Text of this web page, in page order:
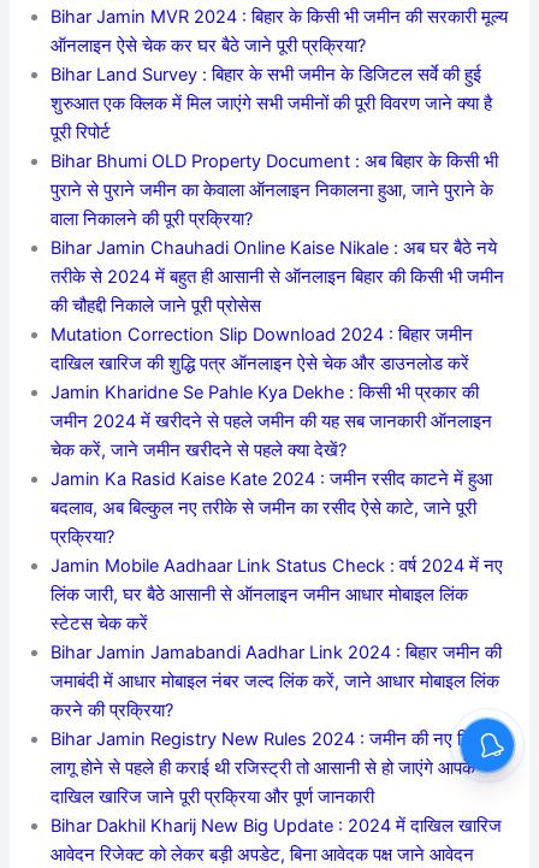
Bihar Jamin MVR 2024 : बिहार के किसी भी जमीन की सरकारी मूल्य
ऑनलाइन ऐसे चेक कर घर बैठे जाने पूरी प्रक्रिया?
Bihar Land Survey : बिहार के सभी जमीन के डिजिटल सर्वे की हुई
शुरुआत एक क्लिक में मिल जाएंगे सभी जमीनों की पूरी विवरण जाने क्या है
पूरी रिपोर्ट
Bihar Bhumi OLD Property Document : अब बिहार के किसी भी
पुराने से पुराने जमीन का केवाला ऑनलाइन निकालना हुआ, जाने पुराने के
वाला निकालने की पूरी प्रक्रिया?
Bihar Jamin Chauhadi Online Kaise Nikale : अब घर बैठे नये
तरीके से 2024 में बहुत ही आसानी से ऑनलाइन बिहार की किसी भी जमीन
की चौहद्दी निकाले जाने पूरी प्रोसेस
Mutation Correction Slip Download 2024 : बिहार जमीन
दाखिल खारिज की शुद्धि पत्र ऑनलाइन ऐसे चेक और डाउनलोड करें
Jamin Kharidne Se Pahle Kya Dekhe : किसी भी प्रकार की
जमीन 2024 में खरीदने से पहले जमीन की यह सब जानकारी ऑनलाइन
चेक करें, जाने जमीन खरीदने से पहले क्या देखें?
Jamin Ka Rasid Kaise Kate 2024 : जमीन रसीद काटने में हुआ
बदलाव, अब बिल्कुल नए तरीके से जमीन का रसीद ऐसे काटे, जाने पूरी
प्रक्रिया?
Jamin Mobile Aadhaar Link Status Check : वर्ष 2024 में नए
लिंक जारी, घर बैठे आसानी से ऑनलाइन जमीन आधार मोबाइल लिंक
स्टेटस चेक करें
Bihar Jamin Jamabandi Aadhar Link 2024 : बिहार जमीन की
जमाबंदी में आधार मोबाइल नंबर जल्द लिंक करें, जाने आधार मोबाइल लिंक
करने की प्रक्रिया?
Bihar Jamin Registry New Rules 2024 : जमीन की नए नियम
लागू होने से पहले ही कराई थी रजिस्ट्री तो आसानी से हो जाएंगे आपके
दाखिल खारिज जाने पूरी प्रक्रिया और पूर्ण जानकारी
Bihar Dakhil Kharij New Big Update : 2024 में दाखिल खारिज
आवेदन रिजेक्ट को लेकर बड़ी अपडेट, बिना आवेदक पक्ष जाने आवेदन